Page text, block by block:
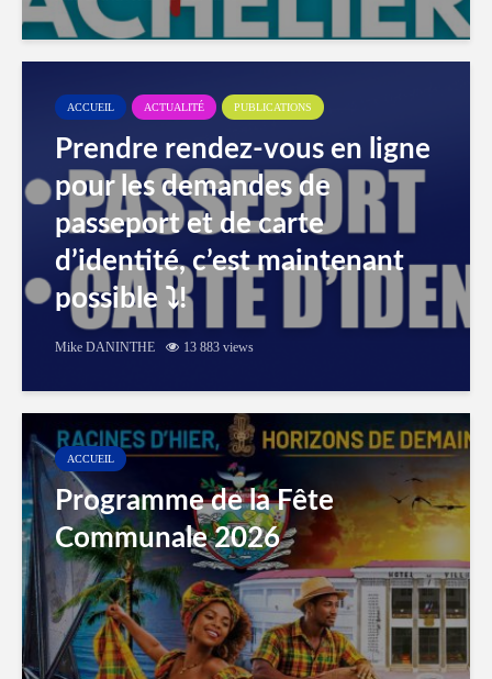
ACCUEIL ACTUALITÉ PUBLICATIONS
Prendre rendez-vous en ligne
pour les demandes de
passeport et de carte
d’identité, c’est maintenant
possible ⤵️!
Mike DANINTHE 13 883 views
ACCUEIL
Programme de la Fête
Communale 2026